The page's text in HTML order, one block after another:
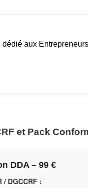
dédié aux
et Pack
DDA – 99 €
/ DGCCRF :